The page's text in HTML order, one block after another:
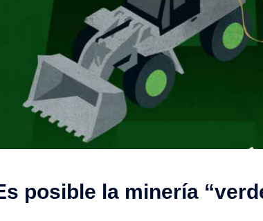
posible la minería